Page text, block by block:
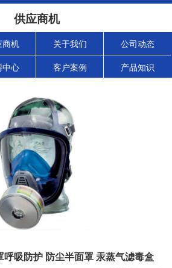
供应商机
商机 关于我们 公司动态
中心 客户案例 产品知识
呼吸防护 防尘半面罩 汞蒸气滤毒盒